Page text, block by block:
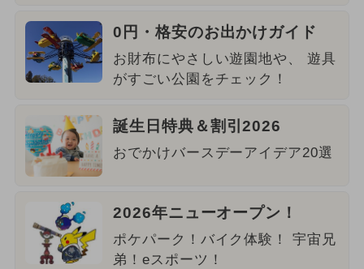
0円・格安のお出かけガイド
お財布にやさしい遊園地や、 遊具
がすごい公園をチェック！
誕生日特典＆割引2026
おでかけバースデーアイデア20選
2026年ニューオープン！
ポケパーク！バイク体験！ 宇宙兄
弟！eスポーツ！